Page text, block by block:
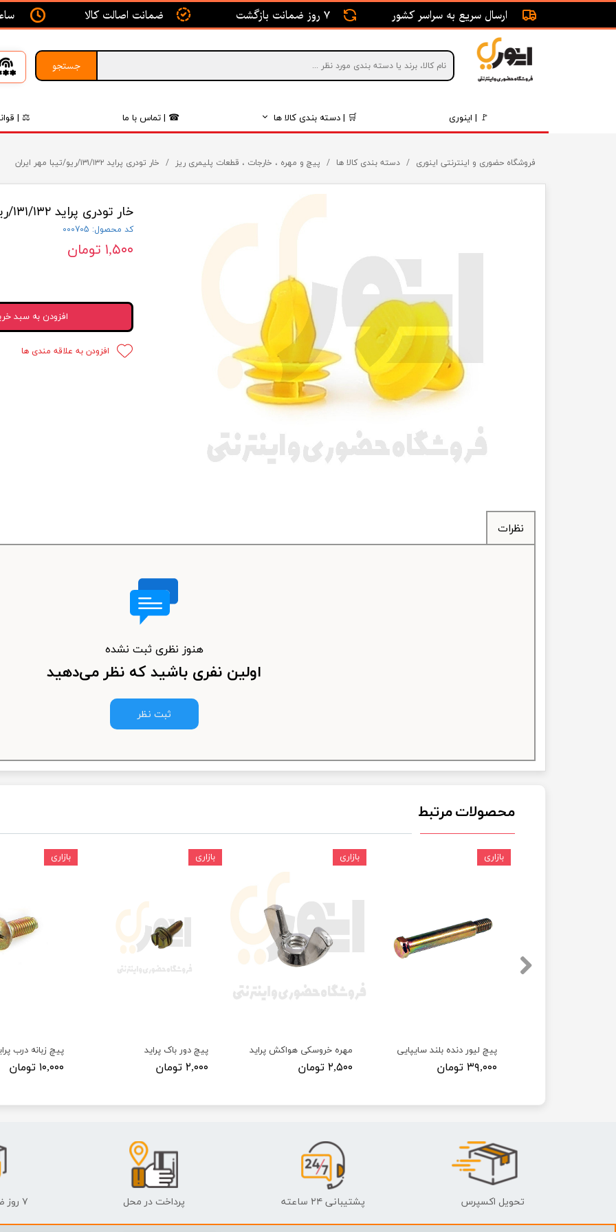
جستجو
🚩 | اینوری 🛒 | دسته بندی کالا ها
موتور و اگزوز
برقی و الکتریکی
قطعات داخلی
انتقال قدرت
فرمان، جلوبندی و ترمز
لوازم جانبی و اسپرت
بلبرینگ ماشین
کاسه نمد ماشین
☎ | تماس با ما ⚖ |
ارسال سریع به سراسر کشور 7 روز ضمانت بازگشت ضمانت اصالت کالا
فروشگاه حضوری و اینترنتی اینوری دسته بندی کالا ها پیچ و مهره ، خارجات ، قطعات پلیمری ریز خار تودری پراید ۱۳۱/۱۳۲/ریو/تیبا مهر ایران
خار تودری پراید ۱۳۱/۱۳۲/ریو/تیبا مهر ایران
کد محصول: 000705
۱,۵۰۰ تومان
افزودن به سبد
افزودن به علاقه مندی ها
نظرات
هنوز نظری ثبت نشده
اولین نفری باشید که نظر می‌دهید
ثبت نظر
محصولات مرتبط
پیچ زبانه درب
۱۰,۰۰۰ تومان
بازاری
پیچ دور باک پراید
۲,۰۰۰ تومان
بازاری
مهره خروسکی هواکش پراید
۲,۵۰۰ تومان
بازاری
پیچ لیور دنده بلند سایپایی
۳۹,۰۰۰ تومان
بازاری
تحویل اکسپرس پشتیبانی ۲۴ ساعته پرداخت در محل ۷ روز ضمانت بازگشت